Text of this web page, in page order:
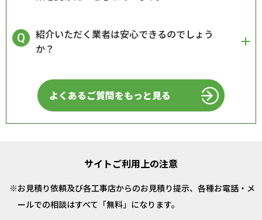
紹介いただく業者は安心できるのでしょう
か？
よくあるご質問をもっと見る
サイトご利用上の注意
お見積り依頼及び各工事店からのお見積り提示、各種お電話・メ
ールでの相談はすべて「無料」になります。